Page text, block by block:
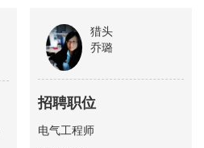
猎头
乔璐
招聘职位
电气工程师